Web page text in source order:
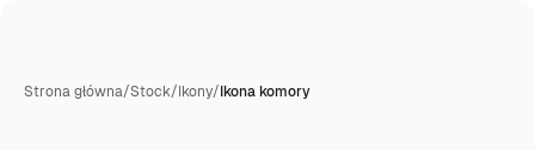
Strona główna/Stock/Ikony/Ikona komory